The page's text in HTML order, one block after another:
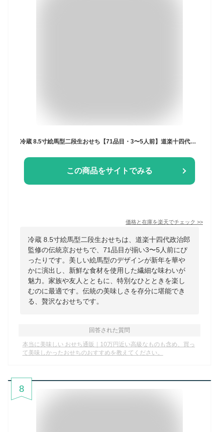
冷蔵 8.5寸絵馬型二段生おせち【71品目・3〜5人前】道楽十四代政治郎完全監修 伝統京おせち うけもち 【送料無料】2025年 お正月 お節料理 予約 冷蔵おせち お節 御節
この商品をサイトでみる
価格と在庫を楽天でチェック >>
冷蔵 8.5寸絵馬型二段生おせちは、道楽十四代政治郎
監修の伝統京おせちで、71品目が揃い3〜5人前にぴ
ったりです。美しい絵馬型のデザインが新年を華や
かに演出し、新鮮な食材を使用した繊細な味わいが
魅力。家族や友人とともに、特別なひとときを楽し
むのに最適です。伝統の美味しさを存分に堪能でき
る、贅沢なおせちです。
回答された質問
本当に美味しい おせち通販｜10万円近い高級なものも含め、買っ
て美味しかったおせちのおすすめを教えてください。
8